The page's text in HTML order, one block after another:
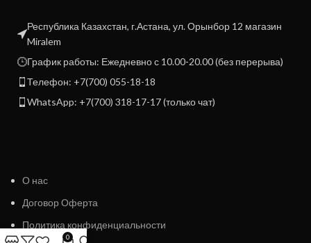
Республика Казахстан, г.Астана, ул. Орынбор 12 магазин
Miralem
График работы: Ежедневно с 10.00-20.00 (без перерыва)
Телефон: +7(700) 055-18-18
WhatsApp: +7(700) 318-17-17 (только чат)
О нас
Договор Оферта
Политика конфиденциальности
0